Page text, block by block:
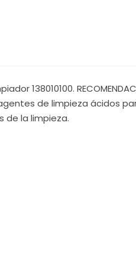
138010100.
de limpieza ácidos
de la limpieza.